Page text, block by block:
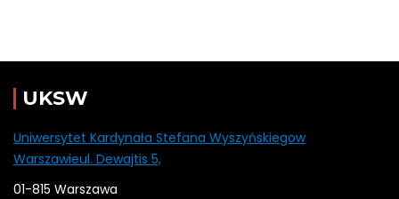
UKSW
Uniwersytet Kardynała Stefana Wyszyńskiegow
Warszawieul. Dewajtis 5,
01-815 Warszawa